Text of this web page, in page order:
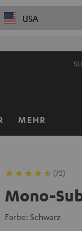
USA
MEHR
(72)
Mono-
Farbe: Schwarz